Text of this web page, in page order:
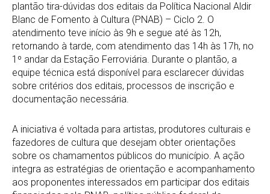
plantão tira-dúvidas dos editais da Política Nacional Aldir
Blanc de Fomento à Cultura (PNAB) – Ciclo 2. O
atendimento teve início às 9h e segue até às 12h,
retornando à tarde, com atendimento das 14h às 17h, no
1º andar da Estação Ferroviária. Durante o plantão, a
equipe técnica está disponível para esclarecer dúvidas
sobre critérios dos editais, processos de inscrição e
documentação necessária.
A iniciativa é voltada para artistas, produtores culturais e
fazedores de cultura que desejam obter orientações
sobre os chamamentos públicos do município. A ação
integra as estratégias de orientação e acompanhamento
aos proponentes interessados em participar dos editais